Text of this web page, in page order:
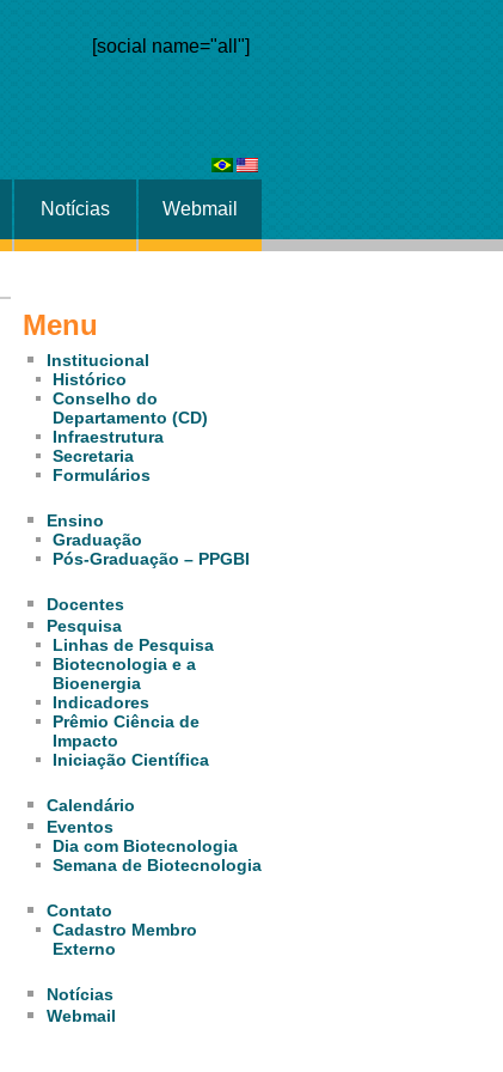
[social name="all"]
Notícias Webmail
Menu
Institucional
Histórico
Conselho do
Departamento (CD)
Infraestrutura
Secretaria
Formulários
Ensino
Graduação
Pós-Graduação – PPGBI
Docentes
Pesquisa
Linhas de Pesquisa
Biotecnologia e a
Bioenergia
Indicadores
Prêmio Ciência de
Impacto
Iniciação Científica
Calendário
Eventos
Dia com Biotecnologia
Semana de Biotecnologia
Contato
Cadastro Membro
Externo
Notícias
Webmail